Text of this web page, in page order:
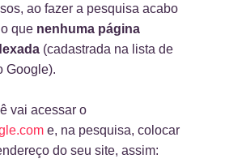
ao fazer a pesquisa acabo
que nenhuma página
(cadastrada na lista de
Google).
vai acessar o
e, na pesquisa, colocar
do seu site, assim: